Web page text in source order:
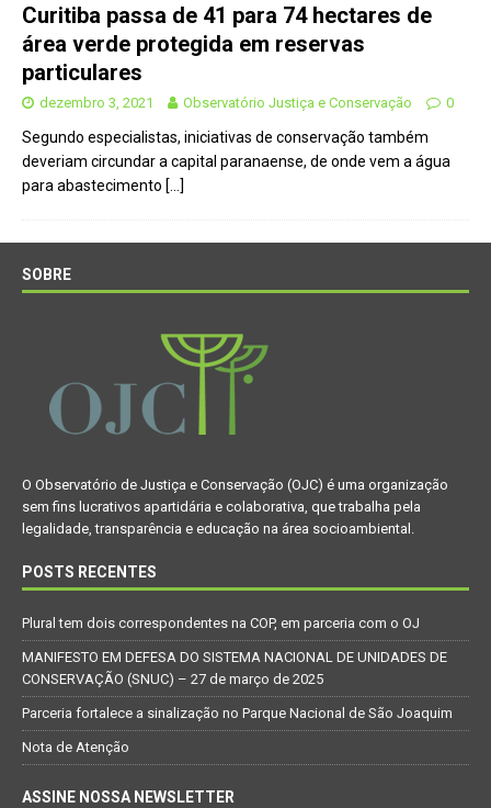
Curitiba passa de 41 para 74 hectares de
área verde protegida em reservas
particulares
dezembro 3, 2021 Observatório Justiça e Conservação 0
Segundo especialistas, iniciativas de conservação também
deveriam circundar a capital paranaense, de onde vem a água
para abastecimento […]
SOBRE
O Observatório de Justiça e Conservação (OJC) é uma organização
sem fins lucrativos apartidária e colaborativa, que trabalha pela
legalidade, transparência e educação na área socioambiental.
POSTS RECENTES
Plural tem dois correspondentes na COP, em parceria com o OJ
MANIFESTO EM DEFESA DO SISTEMA NACIONAL DE UNIDADES DE
CONSERVAÇÃO (SNUC) – 27 de março de 2025
Parceria fortalece a sinalização no Parque Nacional de São Joaquim
Nota de Atenção
ASSINE NOSSA NEWSLETTER